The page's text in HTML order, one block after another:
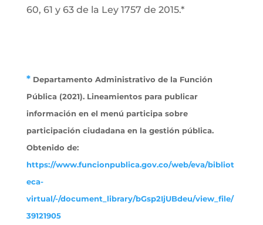
60, 61 y 63 de la Ley 1757 de 2015.*
*Departamento Administrativo de la Función
Pública (2021). Lineamientos para publicar
información en el menú participa sobre
participación ciudadana en la gestión pública.
Obtenido de:
https://www.funcionpublica.gov.co/web/eva/bibliot
eca-
virtual/-/document_library/bGsp2IjUBdeu/view_file/
39121905